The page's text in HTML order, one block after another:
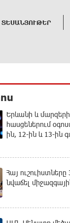
ՏԵՍԱՆՅՈՒԹԵՐ
Երևանի և
հասցեներում
ին, 12-ին և 13-ին
Հայ ուշուիստները
նվաճել